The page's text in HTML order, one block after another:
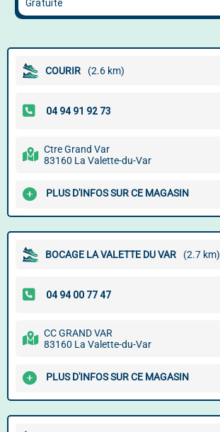
COURIR (2.6 km)
Ctre Grand Var
83160 La Valette-du-Var
PLUS D'INFOS SUR CE MAGASIN
BOCAGE LA VALETTE DU VAR (2.7 km)
CC GRAND VAR
83160 La Valette-du-Var
PLUS D'INFOS SUR CE MAGASIN